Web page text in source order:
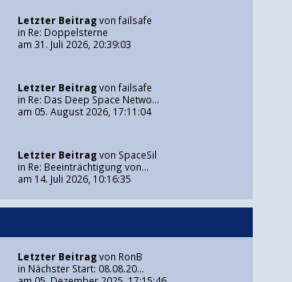
Letzter Beitragvon failsafe
in Re: Doppelsterne
am 31. Juli 2026, 20:39:03
Letzter Beitragvon failsafe
in Re: Das Deep Space Netwo...
am 05. August 2026, 17:11:04
Letzter Beitragvon SpaceSil
in Re: Beeinträchtigung von...
am 14. Juli 2026, 10:16:35
Letzter Beitragvon RonB
in Nächster Start: 08.08.20...